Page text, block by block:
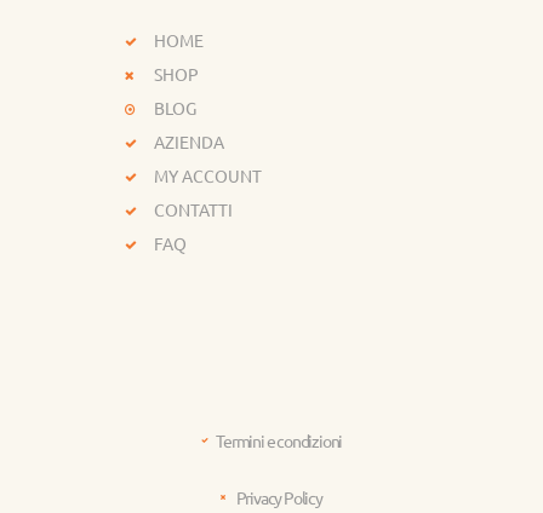
HOME
SHOP
BLOG
AZIENDA
MY ACCOUNT
CONTATTI
FAQ
Termini e condizioni
Privacy Policy